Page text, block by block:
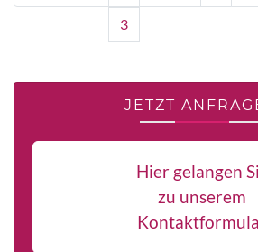
3
JETZT
Hier gelangen
zu unserem